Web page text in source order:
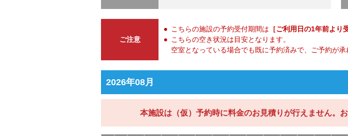
ご注意
こちらの施設の予約受付期間は ［ご利用日の1年前より
こちらの空き状況は目安となります。
空室となっている場合でも既に予約済みで、ご予約が
2026年08月
本施設は（仮）予約時に料金のお見積りが行えません。